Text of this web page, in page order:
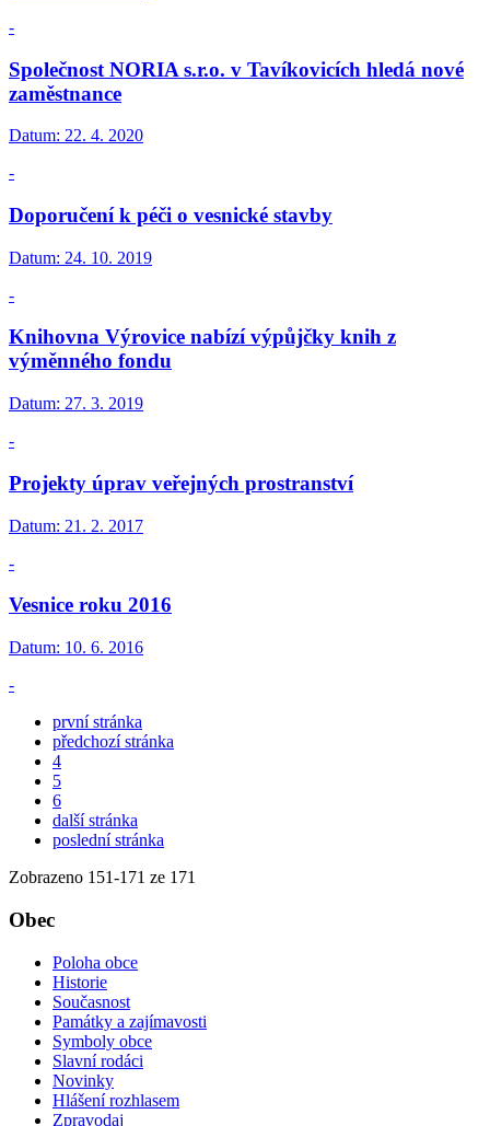
-
Společnost NORIA s.r.o. v Tavíkovicích hledá nové
zaměstnance
Datum: 22. 4. 2020
-
Doporučení k péči o vesnické stavby
Datum: 24. 10. 2019
-
Knihovna Výrovice nabízí výpůjčky knih z
výměnného fondu
Datum: 27. 3. 2019
-
Projekty úprav veřejných prostranství
Datum: 21. 2. 2017
-
Vesnice roku 2016
Datum: 10. 6. 2016
-
první stránka
předchozí stránka
4
5
6
další stránka
poslední stránka
Zobrazeno 151-171 ze 171
Obec
Poloha obce
Historie
Současnost
Památky a zajímavosti
Symboly obce
Slavní rodáci
Novinky
Hlášení rozhlasem
Zpravodaj